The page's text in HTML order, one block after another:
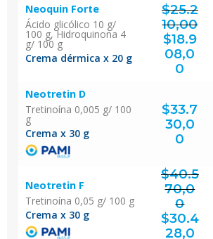
Neoquin Forte
Ácido glicólico 10 g/
100 g, Hidroquinona 4
g/ 100 g
Crema dérmica x 20 g
$25.2
10,00
El
precio
original
era:
$25.210,00.
$18.9
08,0
0El
precio
Neotretin D
Tretinoína 0,005 g/ 100
g
Crema x 30 g
$33.7
30,0
0
Neotretin F
Tretinoína 0,05 g/ 100 g
Crema x 30 g
$40.5
70,0
0
El
precio
original
era:
$40.570,00.
$30.4
28,0